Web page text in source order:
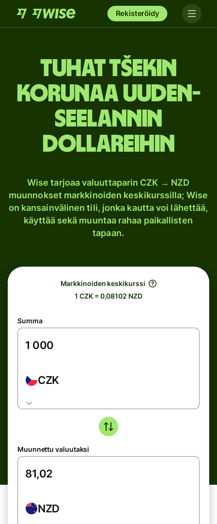
Rekisteröidy
tuhat Tšekin
korunaa Uuden-
Seelannin
dollareihin
Wise tarjoaa valuuttaparin CZK → NZD
muunnokset markkinoiden keskikurssilla; Wise
on kansainvälinen tili, jonka kautta voi lähettää,
käyttää sekä muuntaa rahaa paikallisten
tapaan.
Markkinoiden keskikurssi
1 CZK = 0,08102 NZD
Summa
CZK
Muunnettu valuutaksi
NZD